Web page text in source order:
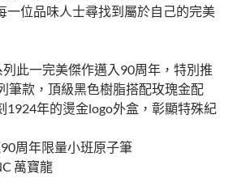
一位品味人士尋找到屬於自己的完美
此一完美傑作邁入90周年，特別推
筆款，頂級黑色樹脂搭配玫瑰金配
1924年的燙金logo外盒，彰顯特殊紀
周年限量小班原子筆
萬寶龍